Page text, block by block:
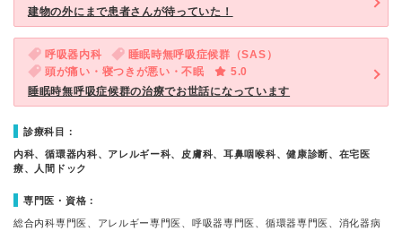
建物の外にまで患者さんが待っていた！
呼吸器内科
睡眠時無呼吸症候群（SAS）
頭が痛い・寝つきが悪い・不眠
5.0
睡眠時無呼吸症候群の治療でお世話になっています
診療科目：
内科、循環器内科、アレルギー科、皮膚科、耳鼻咽喉科、健康診断、在宅医
療、人間ドック
専門医・資格：
総合内科専門医、アレルギー専門医、呼吸器専門医、循環器専門医、消化器病